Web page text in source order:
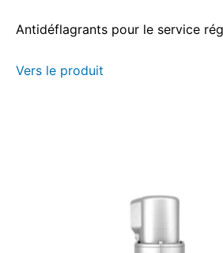
Antidéflagrants pour le service
Vers le produit